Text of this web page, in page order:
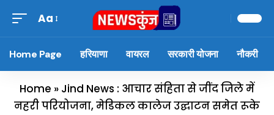
Aa
Home Page हरियाणा वायरल सरकारी योजना नौकरी
Home » Jind News : आचार संहिता से जींद जिले में
नहरी परियोजना, मेडिकल कालेज उद्घाटन समेत रूके